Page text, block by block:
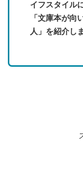
イフスタイル
「文庫本が向
人」を紹介し